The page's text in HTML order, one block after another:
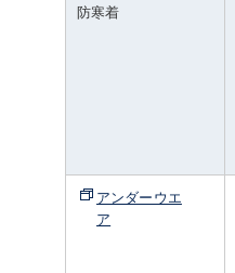
防寒着
アンダーウエ
ア